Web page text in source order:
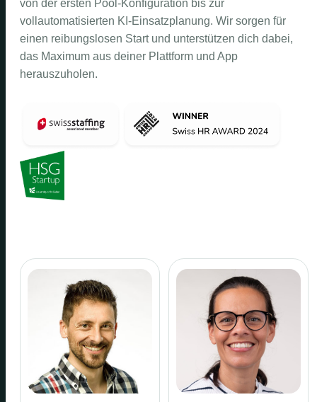
von der ersten Pool-Konfiguration bis zur
vollautomatisierten KI-Einsatzplanung. Wir sorgen für
einen reibungslosen Start und unterstützen dich dabei,
das Maximum aus deiner Plattform und App
herauszuholen.